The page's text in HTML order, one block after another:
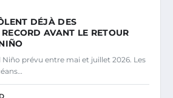
DÉJÀ DES
AVANT LE RETOUR
Niño prévu entre mai et juillet 2026. Les